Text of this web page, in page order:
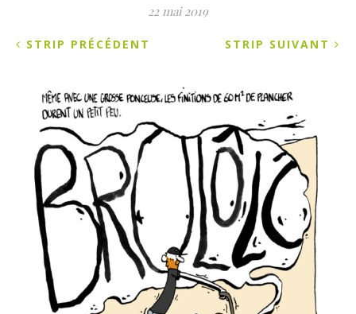
22 mai 2019
STRIP SUIVANT
STRIP PRÉCÉDENT